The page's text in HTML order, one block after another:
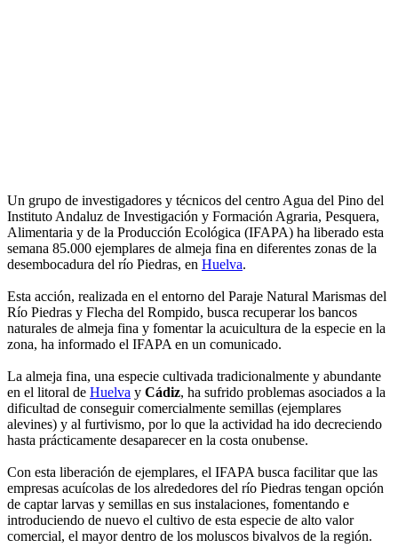
Un grupo de investigadores y técnicos del centro Agua del Pino del
Instituto Andaluz de Investigación y Formación Agraria, Pesquera,
Alimentaria y de la Producción Ecológica (IFAPA) ha liberado esta
semana 85.000 ejemplares de almeja fina en diferentes zonas de la
desembocadura del río Piedras, en Huelva.
Esta acción, realizada en el entorno del Paraje Natural Marismas del
Río Piedras y Flecha del Rompido, busca recuperar los bancos
naturales de almeja fina y fomentar la acuicultura de la especie en la
zona, ha informado el IFAPA en un comunicado.
La almeja fina, una especie cultivada tradicionalmente y abundante
en el litoral de Huelva y Cádiz, ha sufrido problemas asociados a la
dificultad de conseguir comercialmente semillas (ejemplares
alevines) y al furtivismo, por lo que la actividad ha ido decreciendo
hasta prácticamente desaparecer en la costa onubense.
Con esta liberación de ejemplares, el IFAPA busca facilitar que las
empresas acuícolas de los alrededores del río Piedras tengan opción
de captar larvas y semillas en sus instalaciones, fomentando e
introduciendo de nuevo el cultivo de esta especie de alto valor
comercial, el mayor dentro de los moluscos bivalvos de la región.